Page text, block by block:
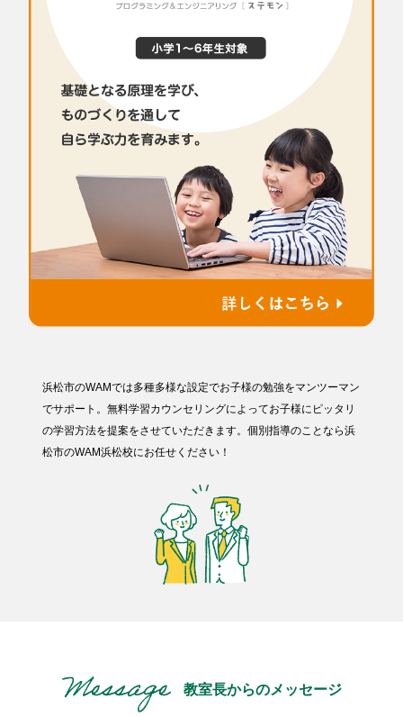
浜松市のWAMでは多種多様な設定でお子様の勉強をマンツーマン
でサポート。無料学習カウンセリングによってお子様にピッタリ
の学習方法を提案をさせていただきます。個別指導のことなら浜
松市のWAM浜松校にお任せください！
教室長からのメッセージ